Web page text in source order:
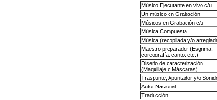
Músico Ejecutante en vivo c/u
Un músico en Grabación
Músicos en Grabación c/u
Música Compuesta
Música (recopilada y/o
Maestro preparador (Esgrima,
coreografía, canto, etc.)
Diseño de caracterización
(Maquillaje o Máscaras)
Traspunte, Apuntador y/o
Autor Nacional
Traducción